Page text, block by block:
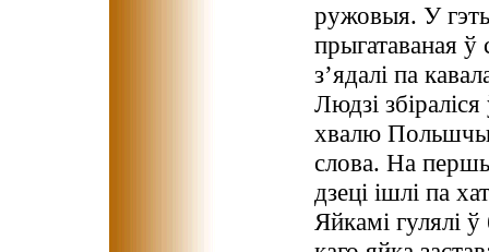
ружовыя. У
прыгатаваная
з’ядалі па
Людзі
хвалю
слова. На першы
дзеці ішлі па
Яйкамі гулялі